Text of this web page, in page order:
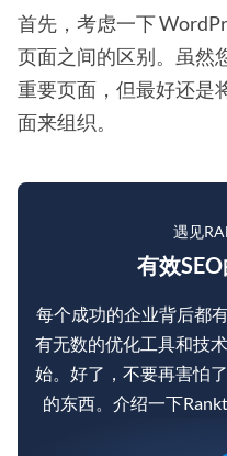
首先，考虑一下
页面之间的区别。虽然
重要页面，但最好还是
面来组织。
遇见
有效
每个成功的企业背后都
有无数的优化工具和技
始。好了，不要再害怕
的东西。介绍一下